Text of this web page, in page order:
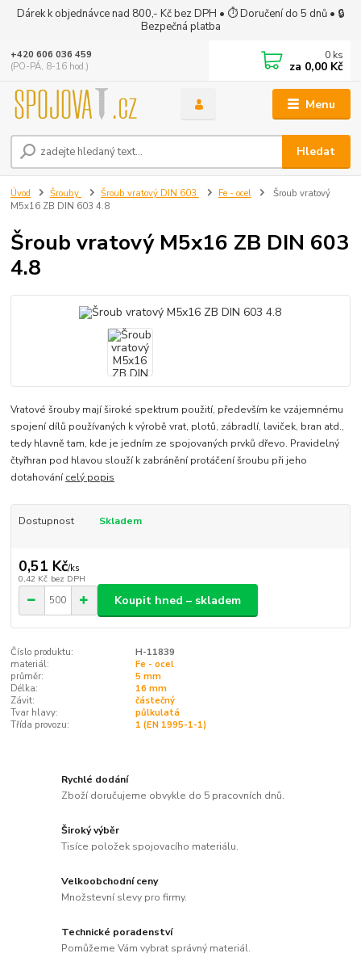
Dárek k objednávce nad 800,- Kč bez DPH • ⏱ Doručení do 5 dnů • 🔒
Bezpečná platba
Menu
Hledat
+420 606 036 459
(PO-PÁ, 8-16 hod.)
0 ks
za 0,00 Kč
Úvod Šrouby Šroub vratový DIN 603 Fe - ocel
Šroub vratový
M5x16 ZB DIN 603 4.8
Šroub vratový M5x16 ZB DIN 603
4.8
Vratové šrouby mají široké spektrum použití, především ke vzájemnému
spojení dílů používaných k výrobě vrat, plotů, zábradlí, laviček, bran atd.,
tedy hlavně tam, kde je jedním ze spojovaných prvků dřevo. Pravidelný
čtyřhran pod hlavou slouží k zabránění protáčení šroubu při jeho
dotahovánícelý popis
Dostupnost Skladem
0,51 Kč/ks
0,42 Kč bez DPH
Koupit hned – skladem
Číslo produktu:
H-11839
materiál:
Fe - ocel
průměr:
5 mm
Délka:
16 mm
Závit:
částečný
Tvar hlavy:
půlkulatá
Třída provozu:
1 (EN 1995-1-1)
Rychlé dodání
Zboží doručujeme obvykle do 5 pracovních dnů.
Široký výběr
Tisíce položek spojovacího materiálu.
Velkoobchodní ceny
Množstevní slevy pro firmy.
Technické poradenství
Pomůžeme Vám vybrat správný materiál.